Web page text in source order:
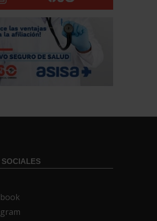
SOCIALES